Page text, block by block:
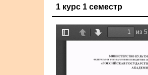
1 курс 1 семестр